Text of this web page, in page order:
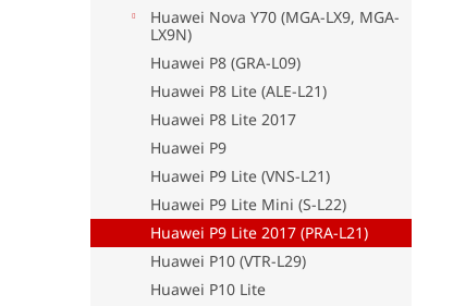
Huawei Nova Y70 (MGA-LX9, MGA-
LX9N)
Huawei P8 (GRA-L09)
Huawei P8 Lite (ALE-L21)
Huawei P8 Lite 2017
Huawei P9
Huawei P9 Lite (VNS-L21)
Huawei P9 Lite Mini (S-L22)
Huawei P9 Lite 2017 (PRA-L21)
Huawei P10 (VTR-L29)
Huawei P10 Lite